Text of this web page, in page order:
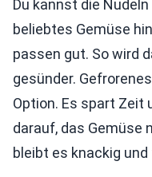
Du kannst die
beliebtes Gemüse
passen gut. So wird
gesünder.
Option. Es spart Zeit
darauf, das Gemüse
bleibt es knackig